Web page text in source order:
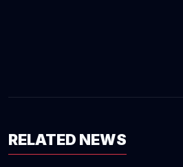
RELATED NEWS